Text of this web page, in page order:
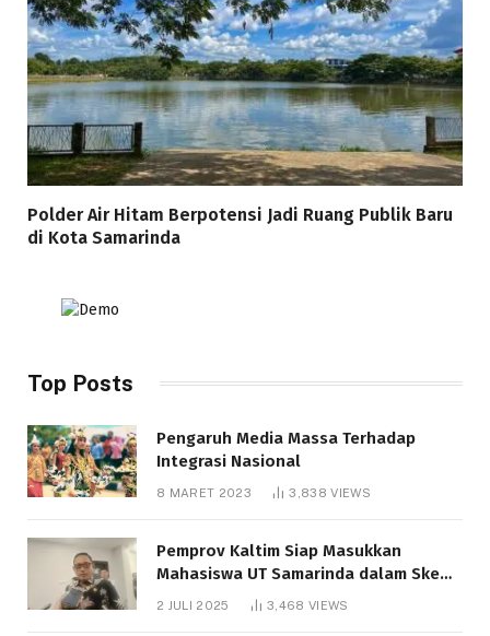
Polder Air Hitam Berpotensi Jadi Ruang Publik Baru
di Kota Samarinda
Top Posts
Pengaruh Media Massa Terhadap
Integrasi Nasional
8 MARET 2023 3,838VIEWS
Pemprov Kaltim Siap Masukkan
Mahasiswa UT Samarinda dalam Skema
Bantuan Pendidikan Gratispol
2 JULI 2025 3,468 VIEWS